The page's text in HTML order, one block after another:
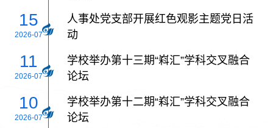
15
2026-07
人事处党支部开展红色观影主题党日活
动
11
2026-07
学校举办第十三期“嵙汇”学科交叉融合
论坛
10
2026-07
学校举办第十二期“嵙汇”学科交叉融合
论坛